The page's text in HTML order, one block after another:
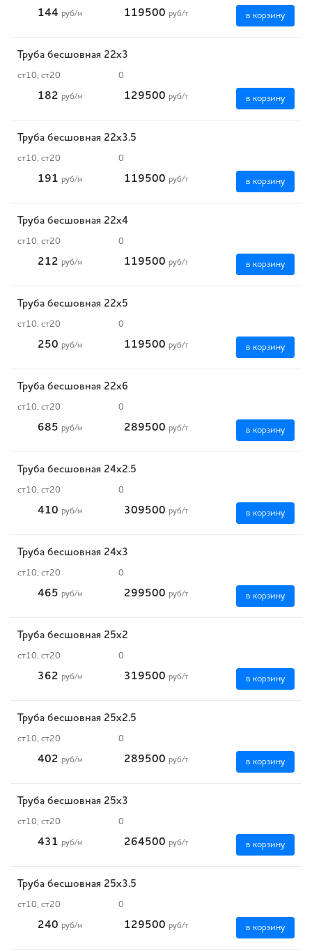
144 руб/м 119500 руб/т в корзину
Труба бесшовная 22х3
ст10, ст20 0
182 руб/м 129500 руб/т в корзину
Труба бесшовная 22х3.5
ст10, ст20 0
191 руб/м 119500 руб/т в корзину
Труба бесшовная 22х4
ст10, ст20 0
212 руб/м 119500 руб/т в корзину
Труба бесшовная 22х5
ст10, ст20 0
250 руб/м 119500 руб/т в корзину
Труба бесшовная 22х6
ст10, ст20 0
685 руб/м 289500 руб/т в корзину
Труба бесшовная 24х2.5
ст10, ст20 0
410 руб/м 309500 руб/т в корзину
Труба бесшовная 24х3
ст10, ст20 0
465 руб/м 299500 руб/т в корзину
Труба бесшовная 25х2
ст10, ст20 0
362 руб/м 319500 руб/т в корзину
Труба бесшовная 25х2.5
ст10, ст20 0
402 руб/м 289500 руб/т в корзину
Труба бесшовная 25х3
ст10, ст20 0
431 руб/м 264500 руб/т в корзину
Труба бесшовная 25х3.5
ст10, ст20 0
240 руб/м 129500 руб/т в корзину